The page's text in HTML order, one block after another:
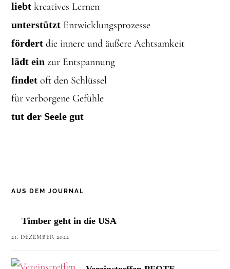
liebt kreatives Lernen
unterstützt Entwicklungsprozesse
fördert die innere und äußere Achtsamkeit
lädt ein zur Entspannung
findet oft den Schlüssel
für verborgene Gefühle
tut der Seele gut
AUS DEM JOURNAL
Timber geht in die USA
21. DEZEMBER 2022